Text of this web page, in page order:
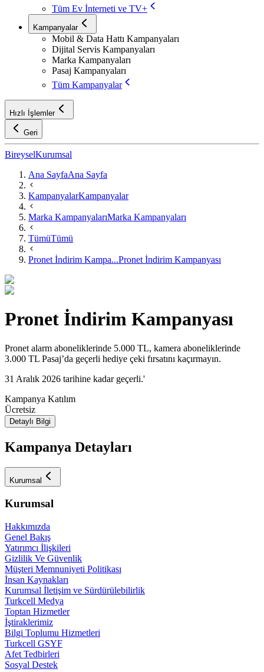
Tüm Ev İnterneti ve TV+
Kampanyalar
Mobil & Data Hattı Kampanyaları
Dijital Servis Kampanyaları
Marka Kampanyaları
Pasaj Kampanyaları
Tüm Kampanyalar
Hızlı İşlemler
Geri
BireyselKurumsal
Ana SayfaAna Sayfa
KampanyalarKampanyalar
Marka KampanyalarıMarka Kampanyaları
TümüTümü
Pronet İndirim Kampa...Pronet İndirim Kampanyası
Pronet İndirim Kampanyası
Pronet alarm aboneliklerinde 5.000 TL, kamera aboneliklerinde
3.000 TL Pasaj’da geçerli hediye çeki fırsatını kaçırmayın.​
31 Aralık 2026 tarihine kadar geçerli.'
Kampanya Katılım
Ücretsiz
Detaylı Bilgi
Kampanya Detayları
Kurumsal
Kurumsal
Hakkımızda
Genel Bakış
Yatırımcı İlişkileri
Gizlilik Ve Güvenlik
Müşteri Memnuniyeti Politikası
İnsan Kaynakları
Kurumsal İletişim ve Sürdürülebilirlik
Turkcell Medya
Toptan Hizmetler
İştiraklerimiz
Bilgi Toplumu Hizmetleri
Turkcell GSYF
Afet Tedbirleri
Sosyal Destek